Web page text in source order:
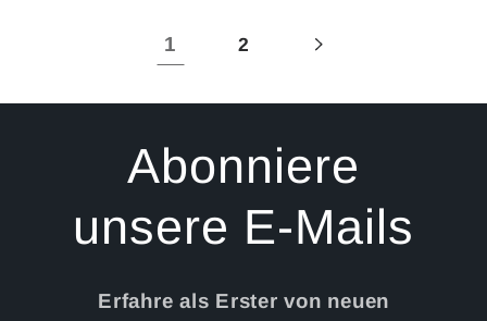
Title
Title
1 2
Abonniere
unsere E-Mails
Erfahre als Erster von neuen